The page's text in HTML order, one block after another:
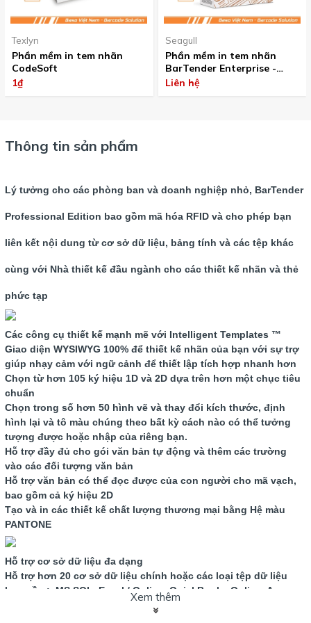
Texlyn
Phần mềm in tem nhãn
CodeSoft
1₫
Seagull
Phần mềm in tem nhãn
BarTender Enterprise -
Printer License BTE-
Liên hệ
Thông tin sản phẩm
Lý tưởng cho các phòng ban và doanh nghiệp nhỏ, BarTender
Professional Edition bao gồm mã hóa RFID và cho phép bạn
liên kết nội dung từ cơ sở dữ liệu, bảng tính và các tệp khác
cùng với Nhà thiết kế đầu ngành cho các thiết kế nhãn và thẻ
phức tạp
Các công cụ thiết kế mạnh mẽ với Intelligent Templates ™
Giao diện WYSIWYG 100% để thiết kế nhãn của bạn với sự trợ
giúp nhạy cảm với ngữ cảnh để thiết lập tích hợp nhanh hơn
Chọn từ hơn 105 ký hiệu 1D và 2D dựa trên hơn một chục tiêu
chuẩn
Chọn trong số hơn 50 hình vẽ và thay đổi kích thước, định
hình lại và tô màu chúng theo bất kỳ cách nào có thể tưởng
tượng được hoặc nhập của riêng bạn.
Hỗ trợ đầy đủ cho gói văn bản tự động và thêm các trường
vào các đối tượng văn bản
Hỗ trợ văn bản có thể đọc được của con người cho mã vạch,
bao gồm cả ký hiệu 2D
Tạo và in các thiết kế chất lượng thương mại bằng Hệ màu
PANTONE
Hỗ trợ cơ sở dữ liệu đa dạng
Hỗ trợ hơn 20 cơ sở dữ liệu chính hoặc các loại tệp dữ liệu
bao gồm: MS SQL, Excel / Online, QuickBooks Online, Access,
Xem thêm